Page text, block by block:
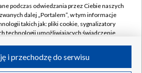
Kontakt
Kanały
podczas odwiedzania przez Ciebie naszych
zwanych dalej „Portalem”, w tym informacje
takich jak: pliki cookie, sygnalizatory
technologii umożliwiających świadczenie
i przechodzę do serwisu